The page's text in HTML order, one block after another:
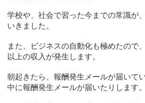
学校や、社会で習った今までの常識が
いきました。
また、ビジネスの自動化も極めたので
以上の収入が発生します。
朝起きたら、報酬発生メールが届いて
中に報酬発生メールが届いたりします。